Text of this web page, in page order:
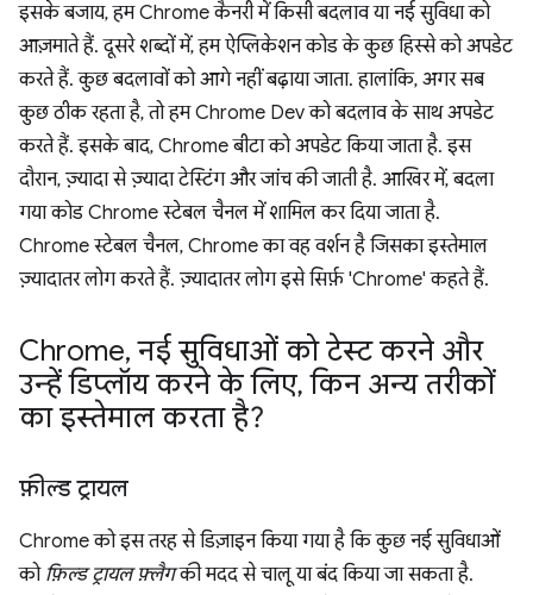
इसके बजाय, हम Chrome कैनरी में किसी बदलाव या नई सुविधा को
आज़माते हैं. दूसरे शब्दों में, हम ऐप्लिकेशन कोड के कुछ हिस्से को अपडेट
करते हैं. कुछ बदलावों को आगे नहीं बढ़ाया जाता. हालांकि, अगर सब
कुछ ठीक रहता है, तो हम Chrome Dev को बदलाव के साथ अपडेट
करते हैं. इसके बाद, Chrome बीटा को अपडेट किया जाता है. इस
दौरान, ज़्यादा से ज़्यादा टेस्टिंग और जांच की जाती है. आखिर में, बदला
गया कोड Chrome स्टेबल चैनल में शामिल कर दिया जाता है.
Chrome स्टेबल चैनल, Chrome का वह वर्शन है जिसका इस्तेमाल
ज़्यादातर लोग करते हैं. ज़्यादातर लोग इसे सिर्फ़ 'Chrome' कहते हैं.
Chrome, नई सुविधाओं को टेस्ट करने और
उन्हें डिप्लॉय करने के लिए, किन अन्य तरीकों
का इस्तेमाल करता है?
फ़ील्ड ट्रायल
Chrome को इस तरह से डिज़ाइन किया गया है कि कुछ नई सुविधाओं
को फ़िल्ड ट्रायल फ़्लैगकी मदद से चालू या बंद किया जा सकता है.